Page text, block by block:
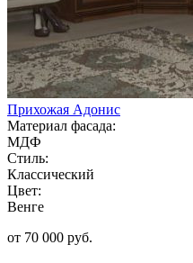
Прихожая Адонис
Материал фасада:
МДФ
Стиль:
Классический
Цвет:
Венге
от 70 000 руб.